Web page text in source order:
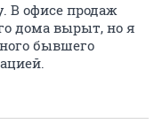
В офисе продаж
дома вырыт, но я
бывшего